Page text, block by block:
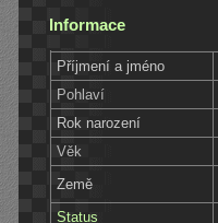
Informace
Příjmení a jméno
Pohlaví
Rok narození
Věk
Země
Status